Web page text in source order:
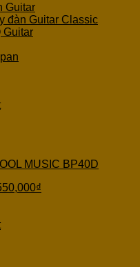
Guitar
đàn Guitar Classic
Guitar
MUSIC BP40D
₫